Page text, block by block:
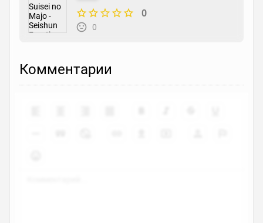
0
0
Комментарии